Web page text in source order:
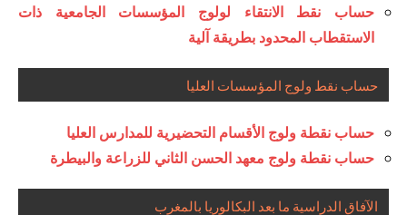
حساب نقط الانتقاء لولوج المؤسسات الجامعية ذات
الاستقطاب المحدود بطريقة آلية
حساب نقط ولوج المؤسسات العليا
حساب نقطة ولوج الأقسام التحضيرية للمدارس العليا
حساب نقطة ولوج معهد الحسن الثاني للزراعة والبيطرة
الآفاق الدراسية ما بعد البكالوريا بالمغرب